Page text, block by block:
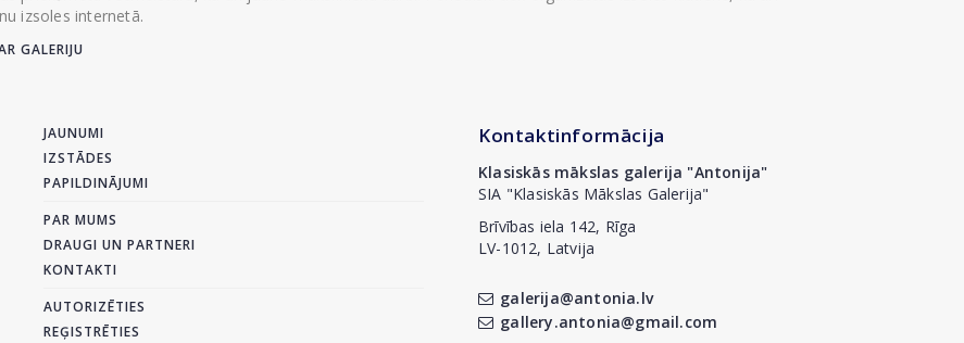
izsoles internetā.
GALERIJU
JAUNUMI
IZSTĀDES
PAPILDINĀJUMI
PAR MUMS
DRAUGI UN PARTNERI
KONTAKTI
AUTORIZĒTIES
REĢISTRĒTIES
Kontaktinformācija
Klasiskās mākslas galerija "Antonija"
SIA "Klasiskās Mākslas Galerija"
Brīvības iela 142, Rīga
LV-1012, Latvija
galerija@antonia.lv
gallery.antonia@gmail.com